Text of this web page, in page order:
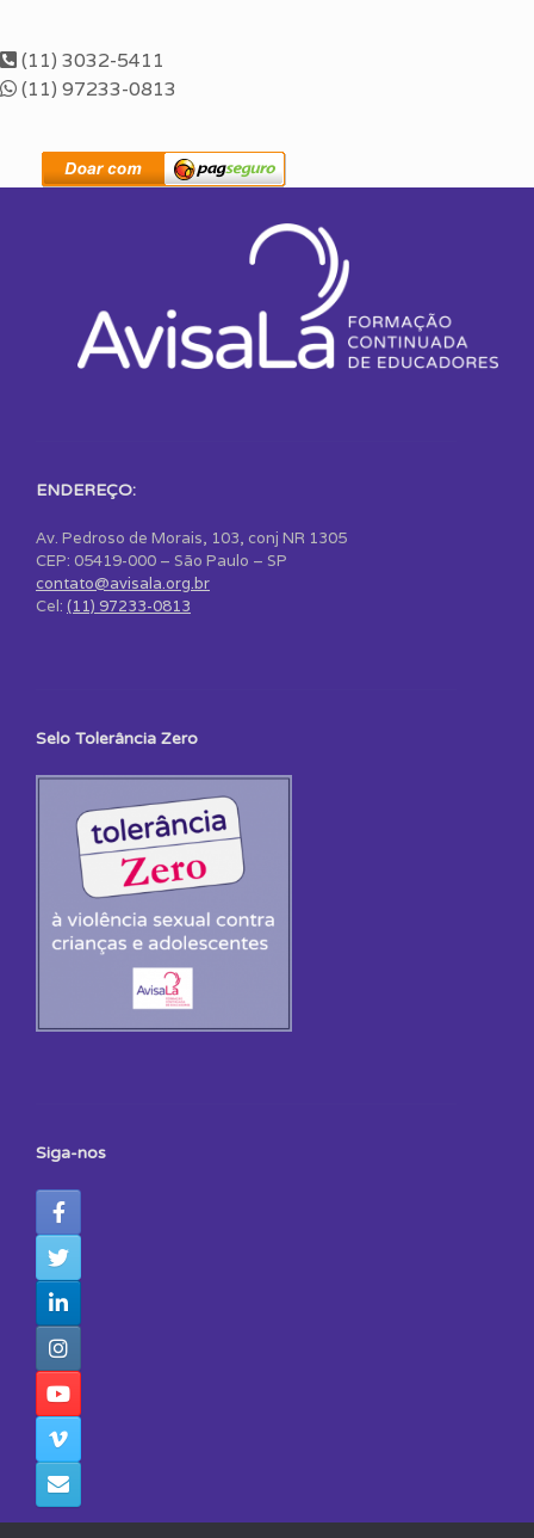
(11) 3032-5411
(11) 97233-0813
ENDEREÇO:
Av. Pedroso de Morais, 103, conj NR 1305
CEP: 05419-000 – São Paulo – SP
contato@avisala.org.br
Cel: (11) 97233-0813
Selo Tolerância Zero
Siga-nos